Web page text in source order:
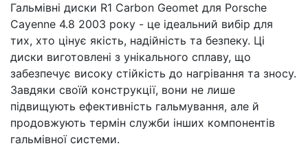
Гальмівні диски R1 Carbon Geomet для Porsche
Cayenne 4.8 2003 року - це ідеальний вибір для
тих, хто цінує якість, надійність та безпеку. Ці
диски виготовлені з унікального сплаву, що
забезпечує високу стійкість до нагрівання та зносу.
Завдяки своїй конструкції, вони не лише
підвищують ефективність гальмування, але й
продовжують термін служби інших компонентів
гальмівної системи.